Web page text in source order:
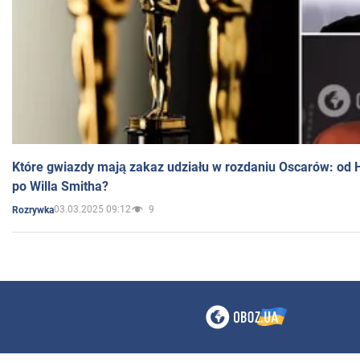
Które gwiazdy mają zakaz udziału w rozdaniu Oscarów: od
po Willa Smitha?
Rozrywka03.03.2025 09:12 9